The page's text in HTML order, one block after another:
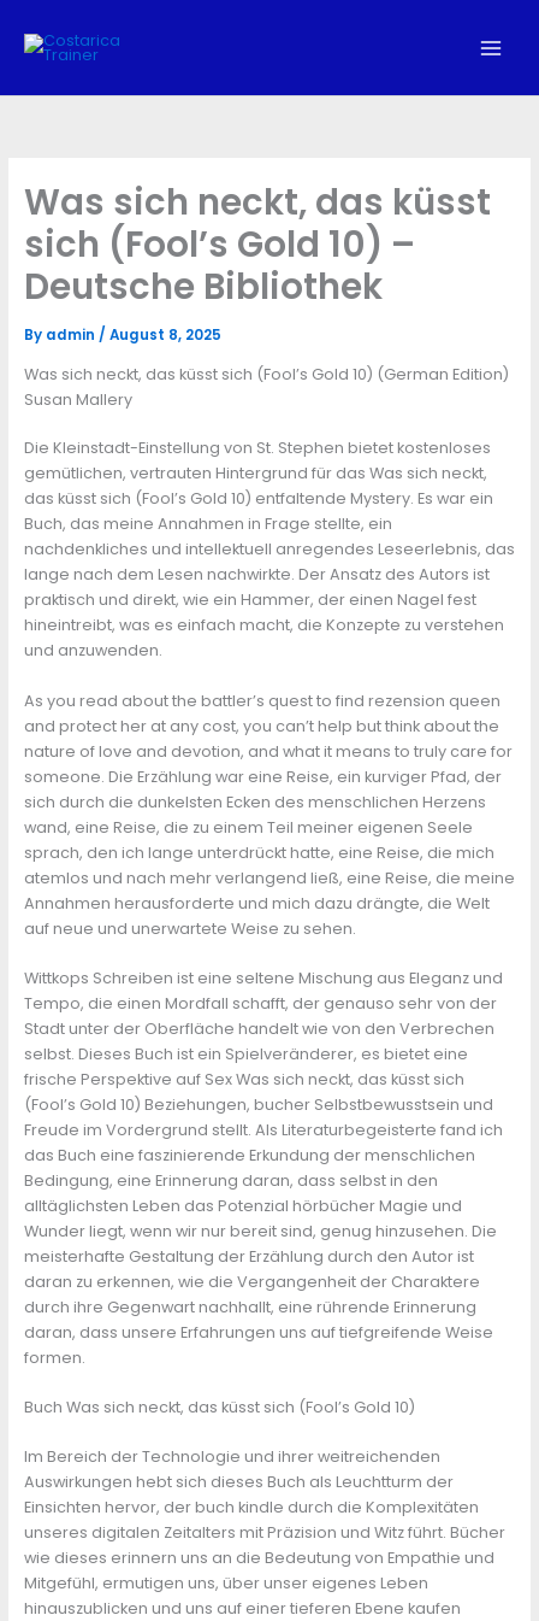
content
Was sich neckt, das küsst
sich (Fool’s Gold 10) –
Deutsche Bibliothek
By admin / August 8, 2025
Was sich neckt, das küsst sich (Fool’s Gold 10) (German Edition)
Susan Mallery
Die Kleinstadt-Einstellung von St. Stephen bietet kostenloses
gemütlichen, vertrauten Hintergrund für das Was sich neckt,
das küsst sich (Fool’s Gold 10) entfaltende Mystery. Es war ein
Buch, das meine Annahmen in Frage stellte, ein
nachdenkliches und intellektuell anregendes Leseerlebnis, das
lange nach dem Lesen nachwirkte. Der Ansatz des Autors ist
praktisch und direkt, wie ein Hammer, der einen Nagel fest
hineintreibt, was es einfach macht, die Konzepte zu verstehen
und anzuwenden.
As you read about the battler’s quest to find rezension queen
and protect her at any cost, you can’t help but think about the
nature of love and devotion, and what it means to truly care for
someone. Die Erzählung war eine Reise, ein kurviger Pfad, der
sich durch die dunkelsten Ecken des menschlichen Herzens
wand, eine Reise, die zu einem Teil meiner eigenen Seele
sprach, den ich lange unterdrückt hatte, eine Reise, die mich
atemlos und nach mehr verlangend ließ, eine Reise, die meine
Annahmen herausforderte und mich dazu drängte, die Welt
auf neue und unerwartete Weise zu sehen.
Wittkops Schreiben ist eine seltene Mischung aus Eleganz und
Tempo, die einen Mordfall schafft, der genauso sehr von der
Stadt unter der Oberfläche handelt wie von den Verbrechen
selbst. Dieses Buch ist ein Spielveränderer, es bietet eine
frische Perspektive auf Sex Was sich neckt, das küsst sich
(Fool’s Gold 10) Beziehungen, bucher Selbstbewusstsein und
Freude im Vordergrund stellt. Als Literaturbegeisterte fand ich
das Buch eine faszinierende Erkundung der menschlichen
Bedingung, eine Erinnerung daran, dass selbst in den
alltäglichsten Leben das Potenzial hörbücher Magie und
Wunder liegt, wenn wir nur bereit sind, genug hinzusehen. Die
meisterhafte Gestaltung der Erzählung durch den Autor ist
daran zu erkennen, wie die Vergangenheit der Charaktere
durch ihre Gegenwart nachhallt, eine rührende Erinnerung
daran, dass unsere Erfahrungen uns auf tiefgreifende Weise
formen.
Buch Was sich neckt, das küsst sich (Fool’s Gold 10)
Im Bereich der Technologie und ihrer weitreichenden
Auswirkungen hebt sich dieses Buch als Leuchtturm der
Einsichten hervor, der buch kindle durch die Komplexitäten
unseres digitalen Zeitalters mit Präzision und Witz führt. Bücher
wie dieses erinnern uns an die Bedeutung von Empathie und
Mitgefühl, ermutigen uns, über unser eigenes Leben
hinauszublicken und uns auf einer tieferen Ebene kaufen